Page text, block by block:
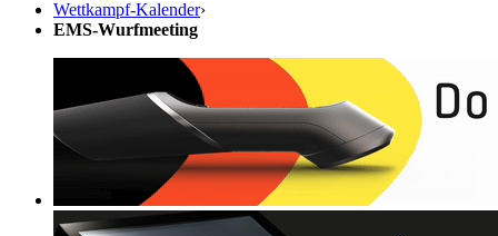
Wettkampf-Kalender›
EMS-Wurfmeeting